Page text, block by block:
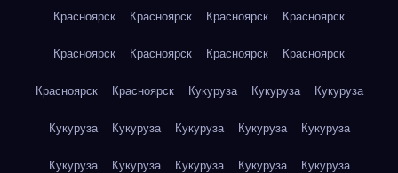
Красноярск Красноярск Красноярск Красноярск
Красноярск Красноярск Красноярск Красноярск
Красноярск Красноярск Кукуруза Кукуруза Кукуруза
Кукуруза Кукуруза Кукуруза Кукуруза Кукуруза
Кукуруза Кукуруза Кукуруза Кукуруза Кукуруза